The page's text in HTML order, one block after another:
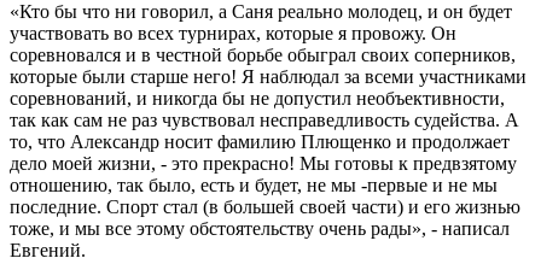
«Кто бы что ни говорил, а Саня реально молодец, и он будет
участвовать во всех турнирах, которые я провожу. Он
соревновался и в честной борьбе обыграл своих соперников,
которые были старше него! Я наблюдал за всеми участниками
соревнований, и никогда бы не допустил необъективности,
так как сам не раз чувствовал несправедливость судейства. А
то, что Александр носит фамилию Плющенко и продолжает
дело моей жизни, - это прекрасно! Мы готовы к предвзятому
отношению, так было, есть и будет, не мы -первые и не мы
последние. Спорт стал (в большей своей части) и его жизнью
тоже, и мы все этому обстоятельству очень рады», - написал
Евгений.